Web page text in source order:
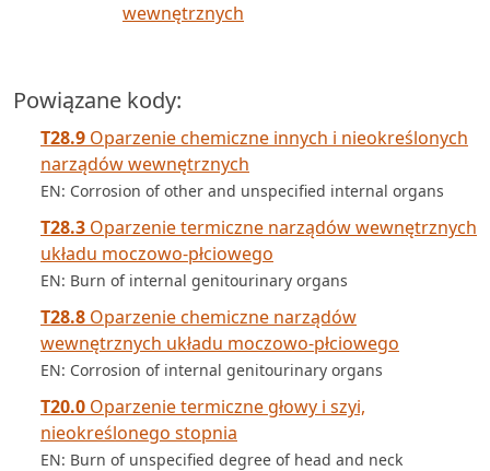
wewnętrznych
Powiązane kody:
T28.9 Oparzenie chemiczne innych i nieokreślonych
narządów wewnętrznych
EN: Corrosion of other and unspecified internal organs
T28.3 Oparzenie termiczne narządów wewnętrznych
układu moczowo-płciowego
EN: Burn of internal genitourinary organs
T28.8 Oparzenie chemiczne narządów
wewnętrznych układu moczowo-płciowego
EN: Corrosion of internal genitourinary organs
T20.0 Oparzenie termiczne głowy i szyi,
nieokreślonego stopnia
EN: Burn of unspecified degree of head and neck